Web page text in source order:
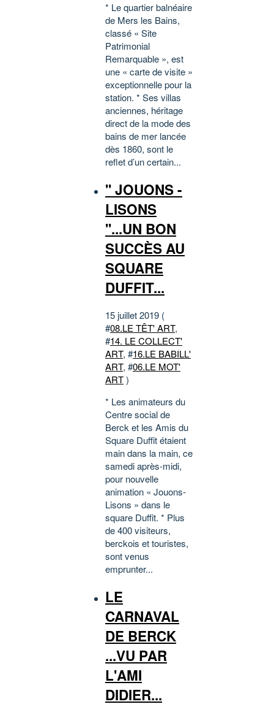
* Le quartier balnéaire
de Mers les Bains,
classé « Site
Patrimonial
Remarquable », est
une « carte de visite »
exceptionnelle pour la
station. * Ses villas
anciennes, héritage
direct de la mode des
bains de mer lancée
dès 1860, sont le
reflet d’un certain...
'' JOUONS -
LISONS
''...UN BON
SUCCÈS AU
SQUARE
DUFFIT...
15 juillet 2019 (
#08.LE TÊT' ART,
#14. LE COLLECT'
ART, #16.LE BABILL'
ART, #06.LE MOT'
ART)
* Les animateurs du
Centre social de
Berck et les Amis du
Square Duffit étaient
main dans la main, ce
samedi après-midi,
pour nouvelle
animation « Jouons-
Lisons » dans le
square Duffit. * Plus
de 400 visiteurs,
berckois et touristes,
sont venus
emprunter...
LE
CARNAVAL
DE BERCK
...VU PAR
L'AMI
DIDIER...